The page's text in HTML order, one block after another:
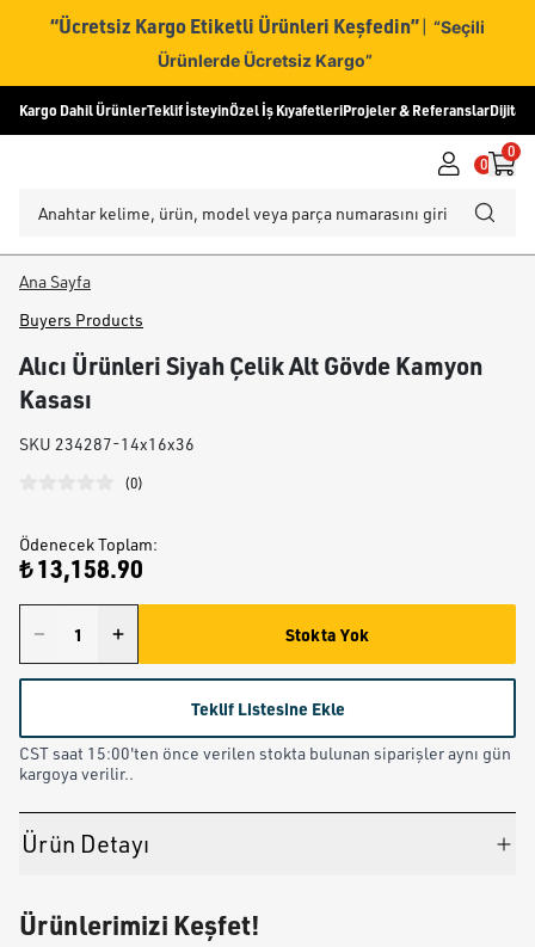
“Ücretsiz Kargo Etiketli Ürünleri Keşfedin” | “Seçili
Ürünlerde Ücretsiz Kargo”
Kargo Dahil ÜrünlerTeklif İsteyinÖzel İş KıyafetleriProjeler & ReferanslarDijital
0
0
Ana Sayfa
Buyers Products
Alıcı Ürünleri Siyah Çelik Alt Gövde Kamyon
Kasası
SKU 234287-14x16x36
(0)
Ödenecek Toplam:
₺ 13,158.90
Stokta Yok
Teklif Listesine Ekle
CST saat 15:00'ten önce verilen stokta bulunan siparişler aynı gün
kargoya verilir..
Ürün Detayı
Ürünlerimizi Keşfet!